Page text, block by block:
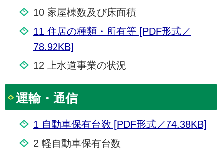
10 家屋棟数及び床面積
11 住居の種類・所有等 [PDF形式／
78.92KB]
12 上水道事業の状況
運輸・通信
1 自動車保有台数 [PDF形式／74.38KB]
2 軽自動車保有台数